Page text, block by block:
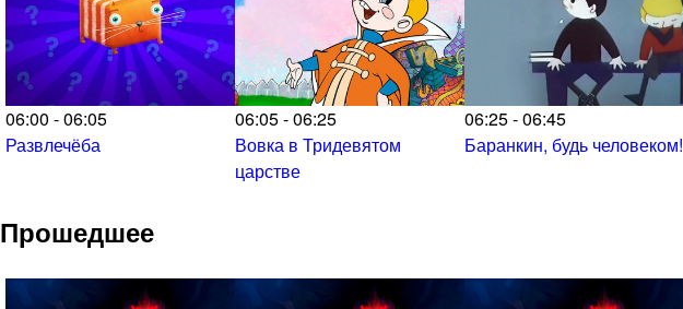
06:00 - 06:05
Развлечёба
06:05 - 06:25
Вовка в Тридевятом
царстве
06:25 - 06:45
Баранкин, будь человеком!
Прошедшее